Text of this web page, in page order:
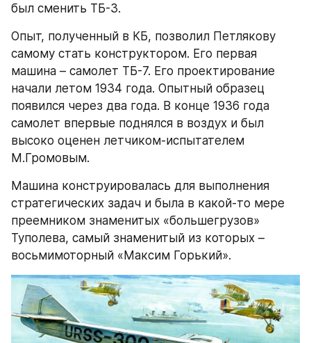
был сменить ТБ-3.
Опыт, полученный в КБ, позволил Петлякову
самому стать конструктором. Его первая
машина – самолет ТБ-7. Его проектирование
начали летом 1934 года. Опытный образец
появился через два года. В конце 1936 года
самолет впервые поднялся в воздух и был
высоко оценен летчиком-испытателем
М.Громовым.
Машина конструировалась для выполнения
стратегических задач и была в какой-то мере
преемником знаменитых «большегрузов»
Туполева, самый знаменитый из которых –
восьмимоторный «Максим Горький».